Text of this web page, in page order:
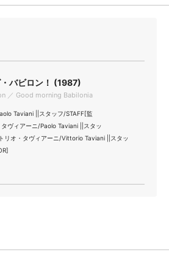
バビロン！ (1987)
／ Good morning Babilonia
Taviani ||スタッフ/STAFF[監
ヴィアーニ/Paolo Taviani ||スタッ
リオ・タヴィアーニ/Vittorio Taviani ||スタッ